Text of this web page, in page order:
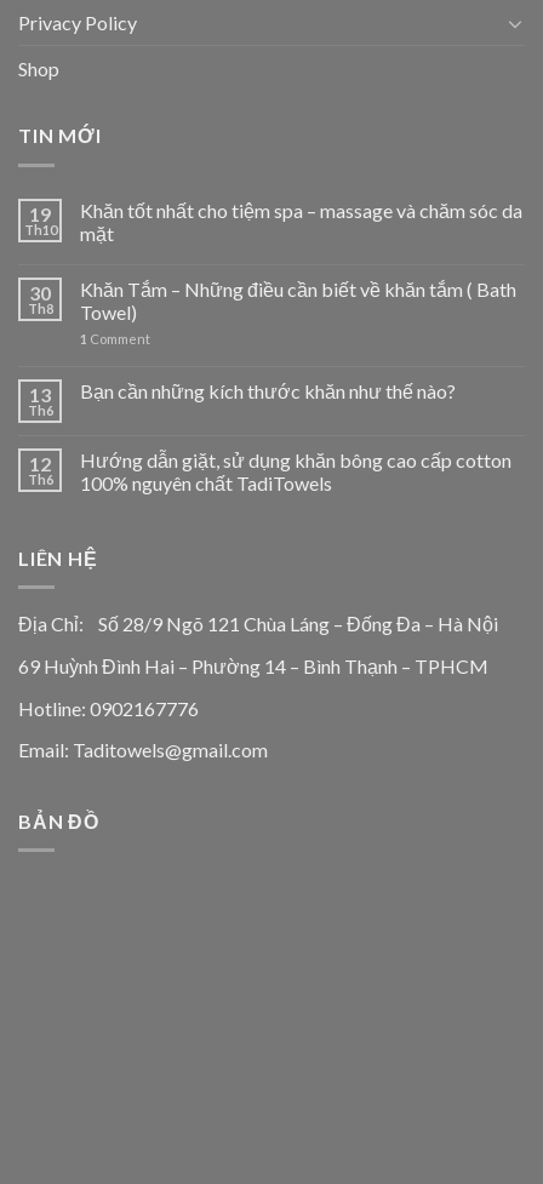
Privacy Policy
Shop
TIN MỚI
19
Th10
Khăn tốt nhất cho tiệm spa – massage và chăm sóc da
mặt
30
Th8
Khăn Tắm – Những điều cần biết về khăn tắm ( Bath
Towel)
1 Comment
13
Th6
Bạn cần những kích thước khăn như thế nào?
12
Th6
Hướng dẫn giặt, sử dụng khăn bông cao cấp cotton
100% nguyên chất TadiTowels
LIÊN HỆ
Địa Chỉ: Số 28/9 Ngõ 121 Chùa Láng – Đống Đa – Hà Nội
69 Huỳnh Đình Hai – Phường 14 – Bình Thạnh – TPHCM
Hotline: 0902167776
Email: Taditowels@gmail.com
BẢN ĐỒ